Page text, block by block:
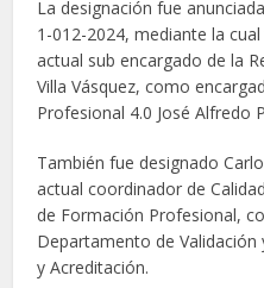
La designación fue
1-012-2024, mediante la
actual sub encargado de la
Villa Vásquez, como
Profesional 4.0 José Alfredo
También fue designado
actual coordinador de
de Formación Profesional,
Departamento de
y Acreditación.